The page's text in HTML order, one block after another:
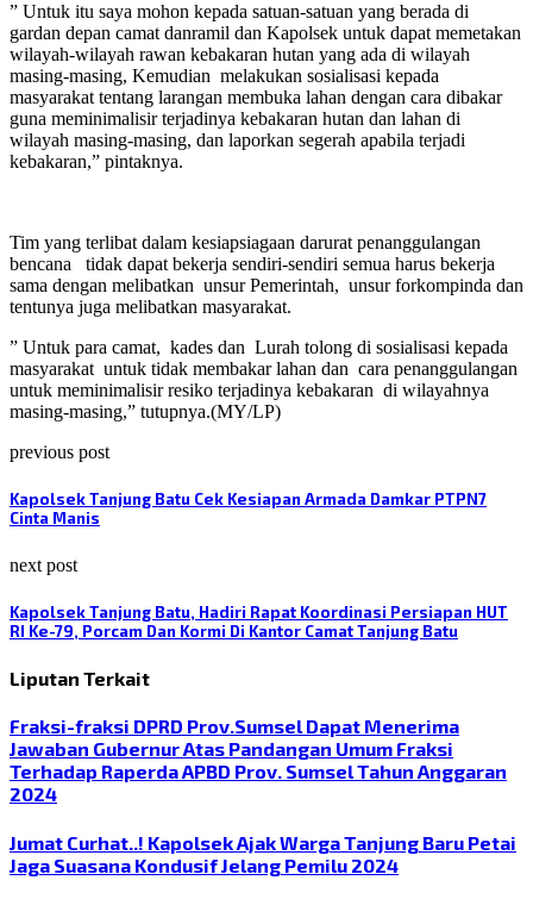
” Untuk itu saya mohon kepada satuan-satuan yang berada di
gardan depan camat danramil dan Kapolsek untuk dapat memetakan
wilayah-wilayah rawan kebakaran hutan yang ada di wilayah
masing-masing, Kemudian melakukan sosialisasi kepada
masyarakat tentang larangan membuka lahan dengan cara dibakar
guna meminimalisir terjadinya kebakaran hutan dan lahan di
wilayah masing-masing, dan laporkan segerah apabila terjadi
kebakaran,” pintaknya.
Tim yang terlibat dalam kesiapsiagaan darurat penanggulangan
bencana
tidak dapat bekerja sendiri-sendiri semua harus bekerja
sama dengan melibatkan unsur Pemerintah, unsur forkompinda dan
tentunya juga melibatkan masyarakat.
” Untuk para camat, kades dan Lurah tolong di sosialisasi kepada
masyarakat untuk tidak membakar lahan dan cara penanggulangan
untuk meminimalisir resiko terjadinya kebakaran di wilayahnya
masing-masing,” tutupnya.(MY/LP)
previous post
Kapolsek Tanjung Batu Cek Kesiapan Armada Damkar PTPN7
Cinta Manis
next post
Kapolsek Tanjung Batu, Hadiri Rapat Koordinasi Persiapan HUT
RI Ke-79, Porcam Dan Kormi Di Kantor Camat Tanjung Batu
Liputan Terkait
Fraksi-fraksi DPRD Prov.Sumsel Dapat Menerima
Jawaban Gubernur Atas Pandangan Umum Fraksi
Terhadap Raperda APBD Prov. Sumsel Tahun Anggaran
2024
Jumat Curhat..! Kapolsek Ajak Warga Tanjung Baru Petai
Jaga Suasana Kondusif Jelang Pemilu 2024